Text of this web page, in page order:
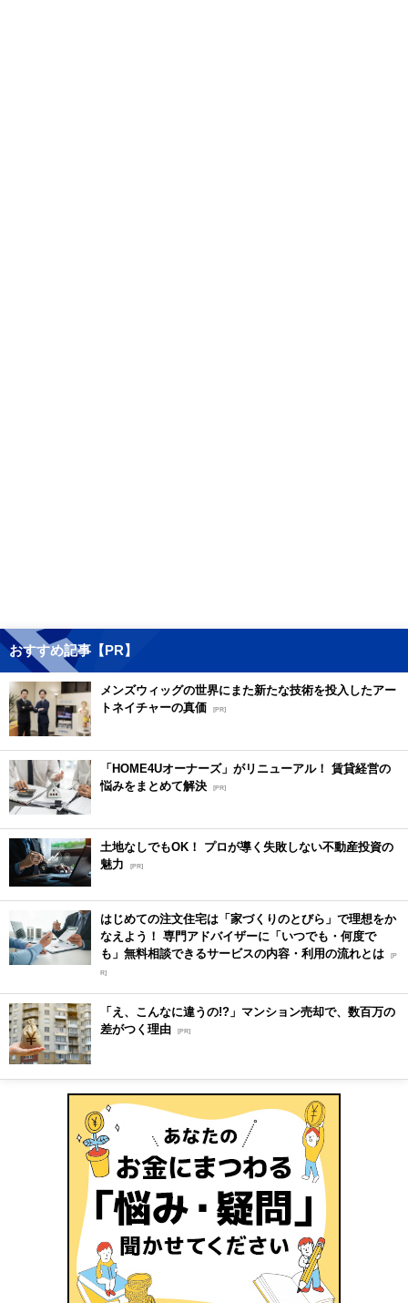
おすすめ記事【PR】
メンズウィッグの世界にまた新たな技術を投入したアー
トネイチャーの真価 [PR]
「HOME4Uオーナーズ」がリニューアル！ 賃貸経営の
悩みをまとめて解決 [PR]
土地なしでもOK！ プロが導く失敗しない不動産投資の
魅力
[PR]
はじめての注文住宅は「家づくりのとびら」で理想をか
なえよう！ 専門アドバイザーに「いつでも・何度で
も」無料相談できるサービスの内容・利用の流れとは [P
R]
「え、こんなに違うの!?」マンション売却で、数百万の
差がつく理由 [PR]